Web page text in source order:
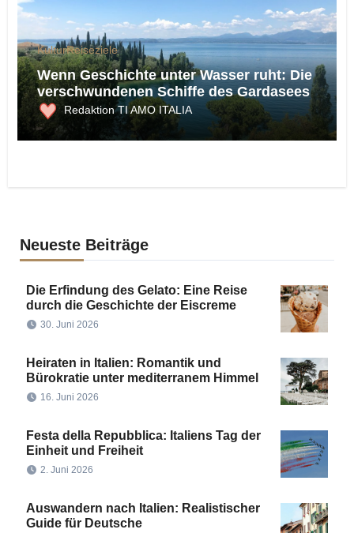
KulturReiseziele
Wenn Geschichte unter Wasser ruht: Die
verschwundenen Schiffe des Gardasees
Redaktion TI AMO ITALIA
Neueste Beiträge
Die Erfindung des Gelato: Eine Reise
durch die Geschichte der Eiscreme
30. Juni 2026
Heiraten in Italien: Romantik und
Bürokratie unter mediterranem Himmel
16. Juni 2026
Festa della Repubblica: Italiens Tag der
Einheit und Freiheit
2. Juni 2026
Auswandern nach Italien: Realistischer
Guide für Deutsche